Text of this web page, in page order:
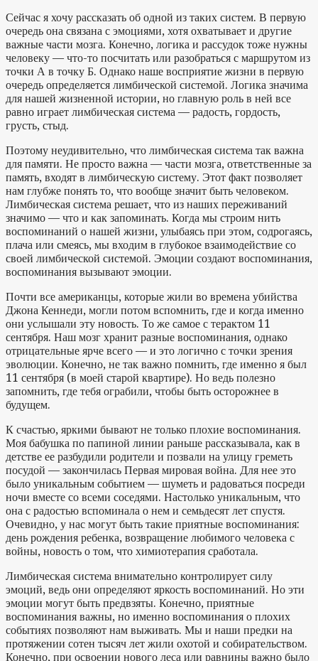
Сейчас я хочу рассказать об одной из таких систем. В первую
очередь она связана с эмоциями, хотя охватывает и другие
важные части мозга. Конечно, логика и рассудок тоже нужны
человеку — что-то посчитать или разобраться с маршрутом из
точки А в точку Б. Однако наше восприятие жизни в первую
очередь определяется лимбической системой. Логика значима
для нашей жизненной истории, но главную роль в ней все
равно играет лимбическая система — радость, гордость,
грусть, стыд.
Поэтому неудивительно, что лимбическая система так важна
для памяти. Не просто важна — части мозга, ответственные за
память, входят в лимбическую систему. Этот факт позволяет
нам глубже понять то, что вообще значит быть человеком.
Лимбическая система решает, что из наших переживаний
значимо — что и как запоминать. Когда мы строим нить
воспоминаний о нашей жизни, улыбаясь при этом, содрогаясь,
плача или смеясь, мы входим в глубокое взаимодействие со
своей лимбической системой. Эмоции создают воспоминания,
воспоминания вызывают эмоции.
Почти все американцы, которые жили во времена убийства
Джона Кеннеди, могли потом вспомнить, где и когда именно
они услышали эту новость. То же самое с терактом 11
сентября. Наш мозг хранит разные воспоминания, однако
отрицательные ярче всего — и это логично с точки зрения
эволюции. Конечно, не так важно помнить, где именно я был
11 сентября (в моей старой квартире). Но ведь полезно
запомнить, где тебя ограбили, чтобы быть осторожнее в
будущем.
К счастью, яркими бывают не только плохие воспоминания.
Моя бабушка по папиной линии раньше рассказывала, как в
детстве ее разбудили родители и позвали на улицу греметь
посудой — закончилась Первая мировая война. Для нее это
было уникальным событием — шуметь и радоваться посреди
ночи вместе со всеми соседями. Настолько уникальным, что
она с радостью вспоминала о нем и семьдесят лет спустя.
Очевидно, у нас могут быть такие приятные воспоминания:
день рождения ребенка, возвращение любимого человека с
войны, новость о том, что химиотерапия сработала.
Лимбическая система внимательно контролирует силу
эмоций, ведь они определяют яркость воспоминаний. Но эти
эмоции могут быть предвзяты. Конечно, приятные
воспоминания важны, но именно воспоминания о плохих
событиях позволяют нам выживать. Мы и наши предки на
протяжении сотен тысяч лет жили охотой и собирательством.
Конечно, при освоении нового леса или равнины важно было